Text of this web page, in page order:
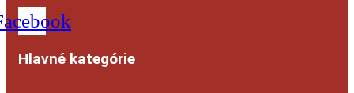
Hlavné kategórie